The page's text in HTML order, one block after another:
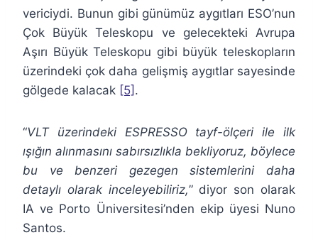
vericiydi. Bunun gibi günümüz aygıtları ESO’nun
Çok Büyük Teleskopu ve gelecekteki Avrupa
Aşırı Büyük Teleskopu gibi büyük teleskopların
üzerindeki çok daha gelişmiş aygıtlar sayesinde
gölgede kalacak [5] .
“VLT üzerindeki ESPRESSO tayf-ölçeri ile ilk
ışığın alınmasını sabırsızlıkla bekliyoruz, böylece
bu ve benzeri gezegen sistemlerini daha
detaylı olarak inceleyebiliriz,” diyor son olarak
IA ve Porto Üniversitesi’nden ekip üyesi Nuno
Santos.